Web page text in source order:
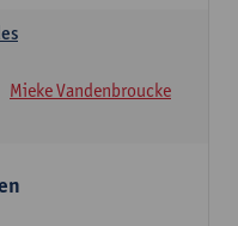
Mieke Vandenbroucke